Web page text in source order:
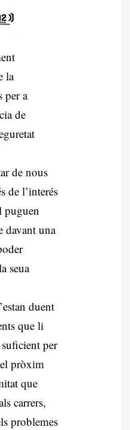
la
per a
de
de nous
de l’interés
puguen
davant una
seua
duent
que li
per
pròxim
que
carrers,
problemes